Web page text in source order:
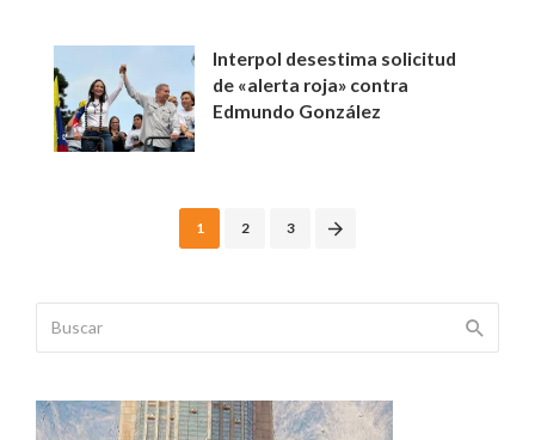
Interpol desestima solicitud
de «alerta roja» contra
Edmundo González
1 2 3